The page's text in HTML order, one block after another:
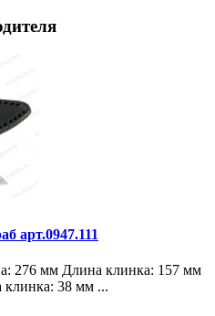
арт.0947.111
276 мм Длина клинка: 157 мм
38 мм ...